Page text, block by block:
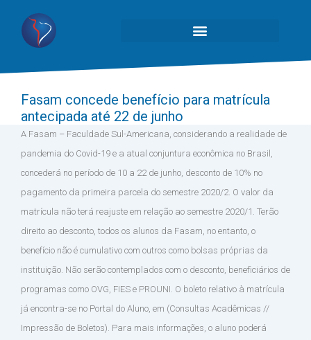
Fasam concede benefício para matrícula
antecipada até 22 de junho
A Fasam – Faculdade Sul-Americana, considerando a realidade de
pandemia do Covid-19 e a atual conjuntura econômica no Brasil,
concederá no período de 10 a 22 de junho, desconto de 10% no
pagamento da primeira parcela do semestre 2020/2. O valor da
matrícula não terá reajuste em relação ao semestre 2020/1. Terão
direito ao desconto, todos os alunos da Fasam, no entanto, o
benefício não é cumulativo com outros como bolsas próprias da
instituição. Não serão contemplados com o desconto, beneficiários de
programas como OVG, FIES e PROUNI. O boleto relativo à matrícula
já encontra-se no Portal do Aluno, em (Consultas Acadêmicas //
Impressão de Boletos). Para mais informações, o aluno poderá